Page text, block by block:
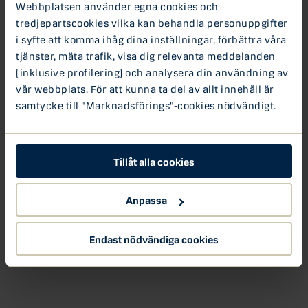
Webbplatsen använder egna cookies och
tredjepartscookies vilka kan behandla personuppgifter
i syfte att komma ihåg dina inställningar, förbättra våra
tjänster, mäta trafik, visa dig relevanta meddelanden
(inklusive profilering) och analysera din användning av
vår webbplats. För att kunna ta del av allt innehåll är
samtycke till "Marknadsförings"-cookies nödvändigt.
Tillåt alla cookies
Anpassa
Endast nödvändiga cookies
en intäktsmodell för att och kunna växa och expandera.
Genom att tillföra expertis i företagets olika tillväxtfaser
kan vi på Danske Bank bidra till att fler värdedrivna
företag blir tillväxtbolag” Berit Behring, vd Danske Bank
Sverige
Här kan du se SvD Ekonominyheter med Berit Behring
Danske Bank